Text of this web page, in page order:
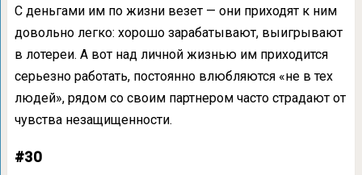
С деньгами им по жизни везет — они приходят к ним
довольно легко: хорошо зарабатывают, выигрывают
в лотереи. А вот над личной жизнью им приходится
серьезно работать, постоянно влюбляются «не в тех
людей», рядом со своим партнером часто страдают от
чувства незащищенности.
#30